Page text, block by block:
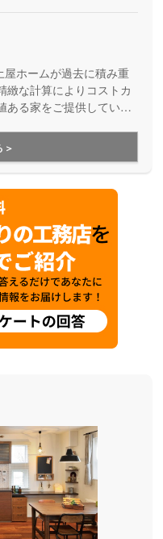
屋ホームが過去に積み重
緻な計算によりコストカ
ある家をご提供していま